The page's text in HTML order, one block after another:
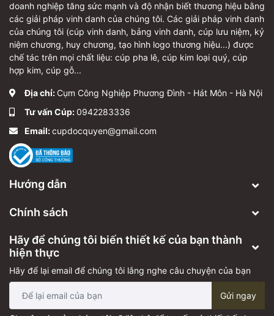
doanh nghiệp tăng sức mạnh và độ nhận biết thương hiệu bằng
các giải pháp vinh danh của chúng tôi. Các giải pháp vinh danh
của chúng tôi (cúp vinh danh, bảng vinh danh, cúp lưu niệm, kỷ
niệm chương, huy chương, tạo hình logo thương hiệu...) được
chế tác trên mọi chất liệu: cúp pha lê, cúp kim loại quý, cúp
hợp kim, cúp gỗ...
Địa chỉ: Cụm Công Nghiệp Phương Đình - Hát Môn - Hà Nội
Tư vấn Cúp:0942283336
Email:cupdocquyen@gmail.com
Hướng dẫn
Chính sách
Hãy để chúng tôi biến thiết kế của bạn thành
hiện thực
Hãy để lại email để chúng tôi lắng nghe câu chuyện của bạn
Gửi ngay